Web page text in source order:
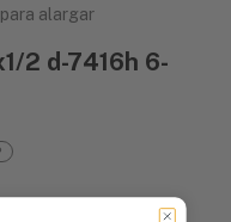
alargar
2 d-7416h 6-